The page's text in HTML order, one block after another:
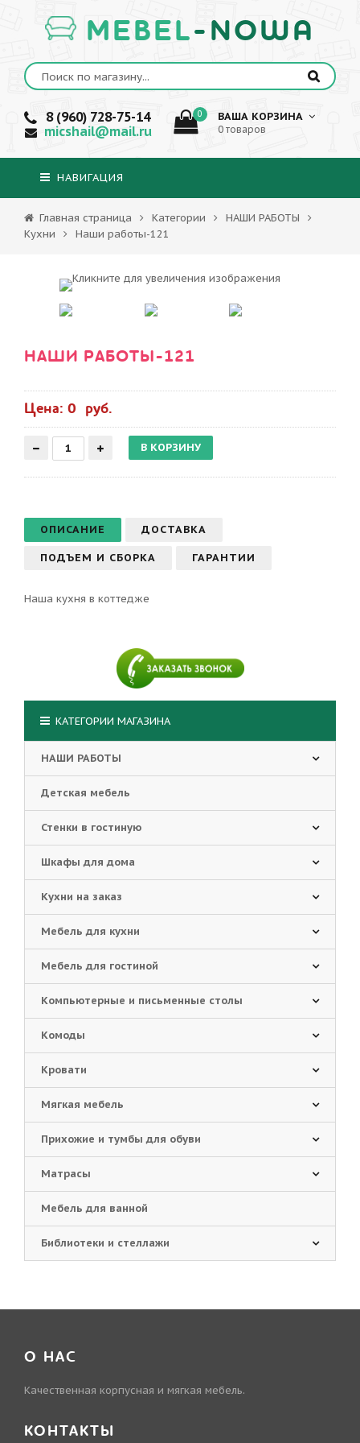
MEBEL-NOWA
8 (960) 728-75-14
micshail@mail.ru
0 ВАША КОРЗИНА
0 товаров
НАВИГАЦИЯ
Главная страница Категории
НАШИ РАБОТЫ
Кухни
Наши работы-121
НАШИ РАБОТЫ-121
Цена: 0 руб.
ОПИСАНИЕ ДОСТАВКА
ПОДЪЕМ И СБОРКА ГАРАНТИИ
Наша кухня в коттедже
КАТЕГОРИИ МАГАЗИНА
НАШИ РАБОТЫ
Детская мебель
Стенки в гостиную
Шкафы для дома
Кухни на заказ
Мебель для кухни
Мебель для гостиной
Компьютерные и письменные столы
Комоды
Кровати
Мягкая мебель
Прихожие и тумбы для обуви
Матрасы
Мебель для ванной
Библиотеки и стеллажи
О НАС
Качественная корпусная и мягкая мебель.
КОНТАКТЫ